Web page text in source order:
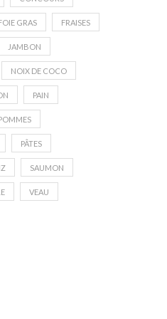
GRAS FRAISES
JAMBON
NOIX DE COCO
PAIN
PÂTES
SAUMON
VEAU